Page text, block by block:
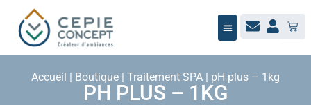
Accueil | Boutique | Traitement SPA | pH plus – 1kg
PH PLUS – 1KG